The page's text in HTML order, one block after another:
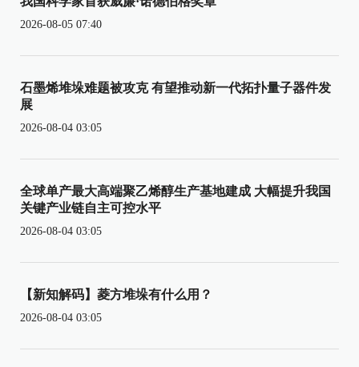
2026-08-05 07:40
石墨烯堆垛难题被攻克 有望推动新一代拓扑量子器件发
展
2026-08-04 03:05
全球单产最大高端聚乙烯醇生产基地建成 大幅提升我国
关键产业链自主可控水平
2026-08-04 03:05
【新知解码】菱方堆垛有什么用？
2026-08-04 03:05